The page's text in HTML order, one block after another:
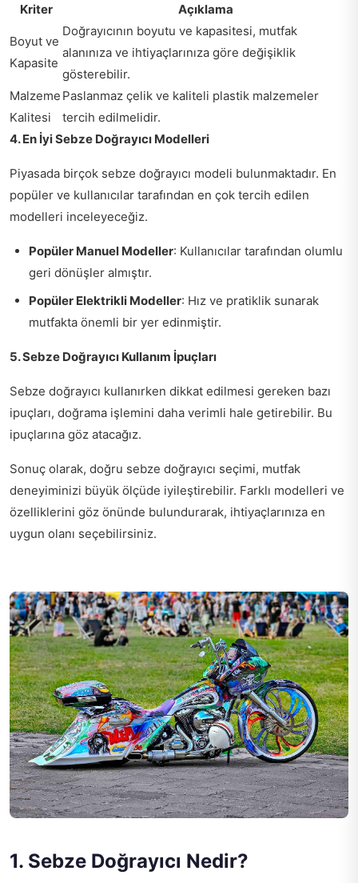
Kriter Açıklama
Boyut ve
Kapasite
Doğrayıcının boyutu ve kapasitesi, mutfak
alanınıza ve ihtiyaçlarınıza göre değişiklik
gösterebilir.
Malzeme
Kalitesi
Paslanmaz çelik ve kaliteli plastik malzemeler
tercih edilmelidir.
4. En İyi Sebze Doğrayıcı Modelleri
Piyasada birçok sebze doğrayıcı modeli bulunmaktadır. En
popüler ve kullanıcılar tarafından en çok tercih edilen
modelleri inceleyeceğiz.
Popüler Manuel Modeller: Kullanıcılar tarafından olumlu
geri dönüşler almıştır.
Popüler Elektrikli Modeller: Hız ve pratiklik sunarak
mutfakta önemli bir yer edinmiştir.
5. Sebze Doğrayıcı Kullanım İpuçları
Sebze doğrayıcı kullanırken dikkat edilmesi gereken bazı
ipuçları, doğrama işlemini daha verimli hale getirebilir. Bu
ipuçlarına göz atacağız.
Sonuç olarak, doğru sebze doğrayıcı seçimi, mutfak
deneyiminizi büyük ölçüde iyileştirebilir. Farklı modelleri ve
özelliklerini göz önünde bulundurarak, ihtiyaçlarınıza en
uygun olanı seçebilirsiniz.
1. Sebze Doğrayıcı Nedir?